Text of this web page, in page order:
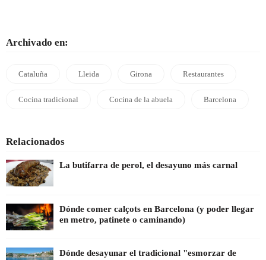
Archivado en:
Cataluña Lleida Girona Restaurantes
Cocina tradicional Cocina de la abuela Barcelona
Relacionados
La butifarra de perol, el desayuno más carnal
Dónde comer calçots en Barcelona (y poder llegar
en metro, patinete o caminando)
Dónde desayunar el tradicional "esmorzar de